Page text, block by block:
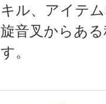
キル、アイテ
旋音叉からあ
す。